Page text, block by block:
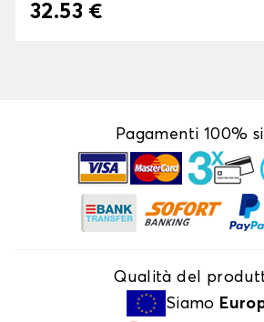
32.53 €
Pagamenti 100%
Qualità del
Siamo